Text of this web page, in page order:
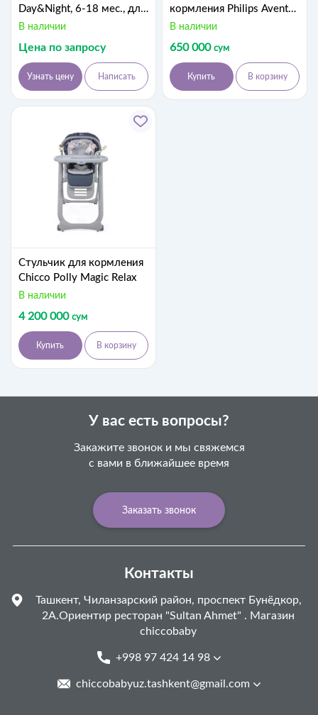
Day&Night, 6-18 мес., для
девочек, 2 шт
В наличии
Цена по запросу
Узнать цену Написать
кормления Philips Avent
серии Natural (newborn
В наличии
650 000 сум
Купить В корзину
Стульчик для кормления
Chicco Polly Magic Relax
В наличии
4 200 000 сум
Купить В корзину
У вас есть вопросы?
Закажите звонок и мы свяжемся
с вами в ближайшее время
Заказать звонок
Контакты
Ташкент, Чиланзарский район, проспект Бунёдкор,
2А.Ориентир ресторан "Sultan Ahmet" . Магазин
chiccobaby
+998 97 424 14 98
chiccobabyuz.tashkent@gmail.com